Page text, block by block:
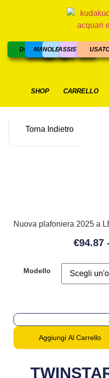
DOLCEMARINO
NOLEGGIOASSISTENZA
SHOP CARRELLO
Torna Indietro
Nuova plafoniera 2025 a
€94.87
Modello
Aggiungi Al Carrello